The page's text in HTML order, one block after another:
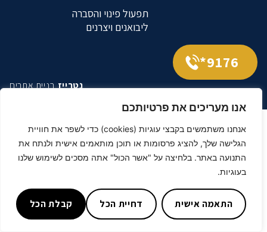
אנו מעריכים את פרטיותכם
אנחנו משתמשים בקבצי עוגיות (cookies) כדי לשפר את חוויית
הגלישה שלך, להציג פרסומות או תוכן מותאמים אישית ולנתח את
התנועה באתר. בלחיצה על "אשר הכול" אתה מסכים לשימוש שלנו
בעוגיות.
התאמה אישית דחיית הכל קבלת הכל
תפעול פינוי והסברה
ליבואנים ויצרנים
9176*
נטרייזבניית אתרים